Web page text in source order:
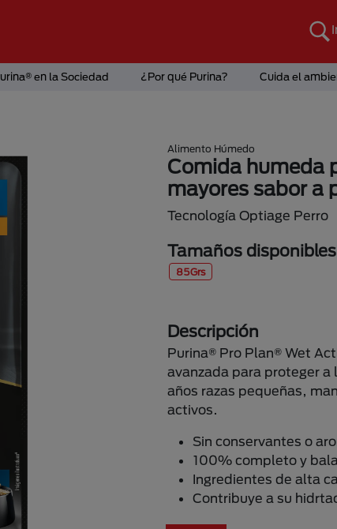
en la Sociedad ¿Por qué Purina? Cuida el
Alimento Húmedo
Comida humeda
mayores sabor a
Tecnología Optiage Perro
Tamaños disponibles
85Grs
Descripción
Purina® Pro Plan® Wet
avanzada para proteger a
años razas pequeñas,
activos.
Sin conservantes o
100% completo y
Ingredientes de alta
Contribuye a su